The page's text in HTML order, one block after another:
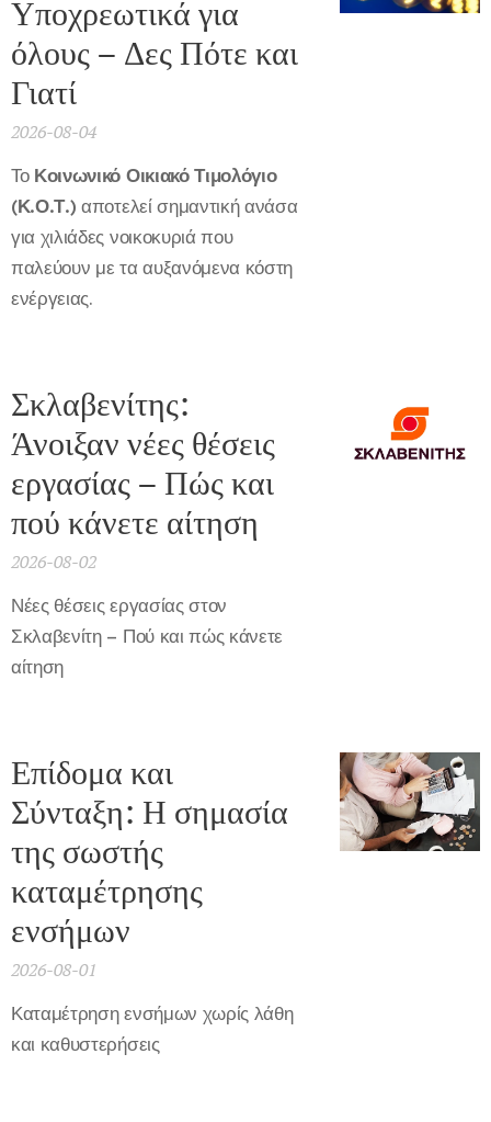
Υποχρεωτικά για
όλους – Δες Πότε και
Γιατί
2026-08-04
Το Κοινωνικό Οικιακό Τιμολόγιο
(Κ.Ο.Τ.) αποτελεί σημαντική ανάσα
για χιλιάδες νοικοκυριά που
παλεύουν με τα αυξανόμενα κόστη
ενέργειας.
Σκλαβενίτης:
Άνοιξαν νέες θέσεις
εργασίας – Πώς και
πού κάνετε αίτηση
2026-08-02
Νέες θέσεις εργασίας στον
Σκλαβενίτη – Πού και πώς κάνετε
αίτηση
Επίδομα και
Σύνταξη: Η σημασία
της σωστής
καταμέτρησης
ενσήμων
2026-08-01
Καταμέτρηση ενσήμων χωρίς λάθη
και καθυστερήσεις